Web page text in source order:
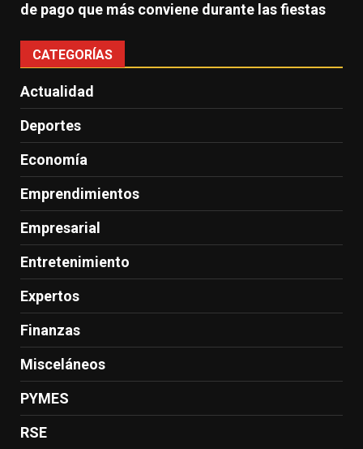
de pago que más conviene durante las fiestas
CATEGORÍAS
Actualidad
Deportes
Economía
Emprendimientos
Empresarial
Entretenimiento
Expertos
Finanzas
Misceláneos
PYMES
RSE